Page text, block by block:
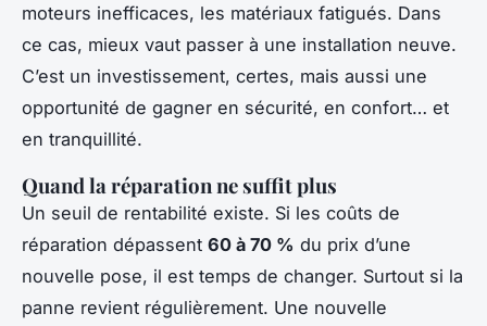
moteurs inefficaces, les matériaux fatigués. Dans
ce cas, mieux vaut passer à une installation neuve.
C’est un investissement, certes, mais aussi une
opportunité de gagner en sécurité, en confort… et
en tranquillité.
Quand la réparation ne suffit plus
Un seuil de rentabilité existe. Si les coûts de
réparation dépassent 60 à 70 % du prix d’une
nouvelle pose, il est temps de changer. Surtout si la
panne revient régulièrement. Une nouvelle